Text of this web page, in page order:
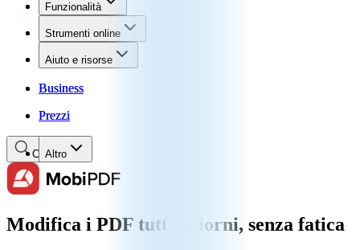
Funzionalità
Strumenti online
Aiuto e risorse
Business
Prezzi
Altro
Funzionalità
Strumenti online
Aiuto e risorse
Business
Prezzi
Cerca
Modifica i PDF tutti i giorni, senza fatica